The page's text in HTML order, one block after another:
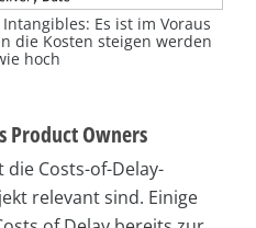
Es ist im Voraus
die Kosten steigen werden
hoch
Product Owners
Costs-of-Delay-
relevant sind. Einige